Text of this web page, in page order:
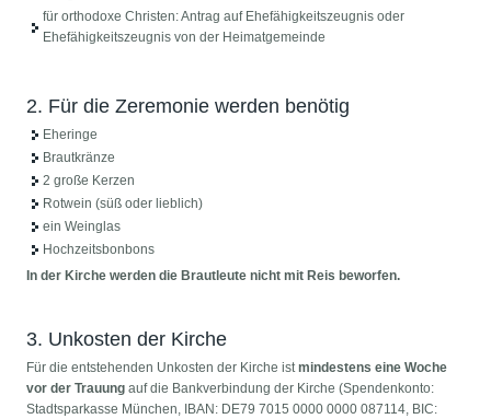
für orthodoxe Christen: Antrag auf Ehefähigkeitszeugnis oder
Ehefähigkeitszeugnis von der Heimatgemeinde
2. Für die Zeremonie werden benötig
Eheringe
Brautkränze
2 große Kerzen
Rotwein (süß oder lieblich)
ein Weinglas
Hochzeitsbonbons
In der Kirche werden die Brautleute nicht mit Reis beworfen.
3. Unkosten der Kirche
Für die entstehenden Unkosten der Kirche istmindestens eine Woche
vor der Trauungauf die Bankverbindung der Kirche (Spendenkonto:
Stadtsparkasse München, IBAN: DE79 7015 0000 0000 087114, BIC: